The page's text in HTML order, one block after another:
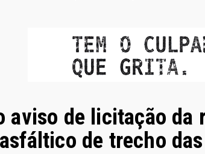
aviso de licitação da
de trecho